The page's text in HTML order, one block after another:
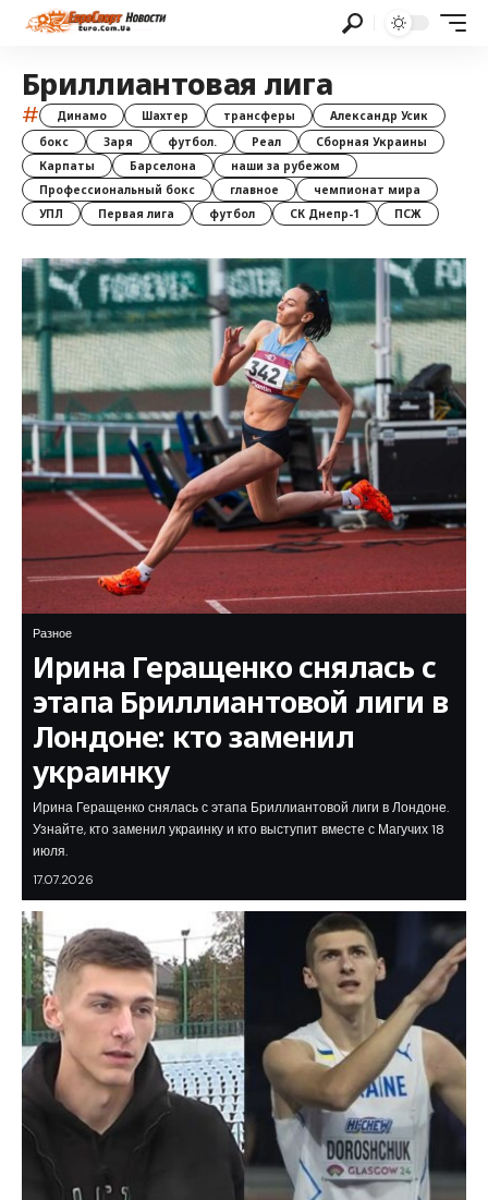
Бриллиантовая лига
# Динамо Шахтер трансферы
Александр Усик
бокс
Заря футбол. Реал
Сборная Украины
Карпаты
Барселона
наши за рубежом
Профессиональный бокс
главное
чемпионат мира
УПЛ
Первая лига футбол СК Днепр-1 ПСЖ
Разное
Ирина Геращенко снялась с
этапа Бриллиантовой лиги в
Лондоне: кто заменил
украинку
Ирина Геращенко снялась с этапа Бриллиантовой лиги в Лондоне.
Узнайте, кто заменил украинку и кто выступит вместе с Магучих 18
июля.
17.07.2026